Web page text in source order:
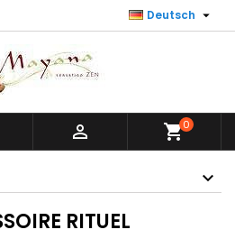
Deutsch 
 shopping_cart0
RITUEL